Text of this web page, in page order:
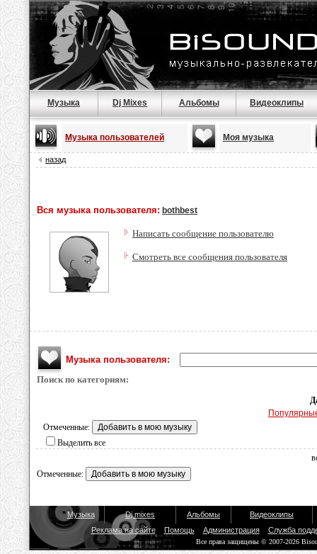
Музыка Dj Mixes Альбомы Видеоклипы
Музыка пользователей Моя музыка
назад
Вся музыка пользователя: bothbest
Написать сообщение пользователю
Смотреть все сообщения пользователя
Музыка пользователя:
Поиск по категориям:
Отмеченные:
Выделить все
Отмеченные:
Музыка Dj mixes Альбомы
Видеоклипы
Реклама на сайте
Помощь Администрация Служба
Все права защищены © 2007-2026